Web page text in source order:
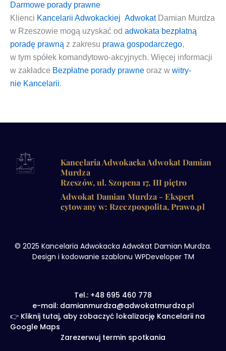
Darmowe porady prawne
Klien­ci Kan­ce­la­rii Adwo­kac­kiej Adwo­katDamian Mur­dza
w Rze­szo­wie mogą uzy­skać od adwo­ka­ta bez­płat­ną
pora­dę praw­ną z zakre­su pra­wa gospo­dar­cze­go,
w tym spół­ek koman­dy­to­wo-akcyj­nych. Wię­cej infor­ma­cji
w zakład­ce Bez­płat­ne pora­dy praw­ne oraz w witry­
nie Kan­ce­la­rii.
Kancelaria Adwokacka Adwokat Damian
Murdza
Rzeszów, ul. Szopena 17, III piętro
Adwokat Damian Murdza - Ekspert
cytowany w: Rzeczpospolita, Prawo.pl
© 2025 Kancelaria Adwokacka Adwokat Damian Murdza.
Design i kodowanie szablonu WPDeveloper TM
Tel.: +48 695 460 778
e-mail: damianmurdza@adwokatmurdza.pl
👉 Kliknij tutaj, aby zobaczyć lokalizację Kancelarii na
Google Maps
Zarezerwuj termin spotkania